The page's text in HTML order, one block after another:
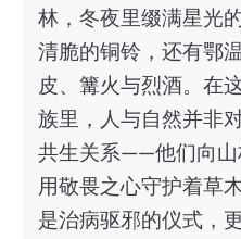
林，冬夜里缀满星光
清脆的铜铃，还有鄂
皮、篝火与烈酒。在
族里，人与自然并非
共生关系——他们向山
用敬畏之心守护着草
是治病驱邪的仪式，